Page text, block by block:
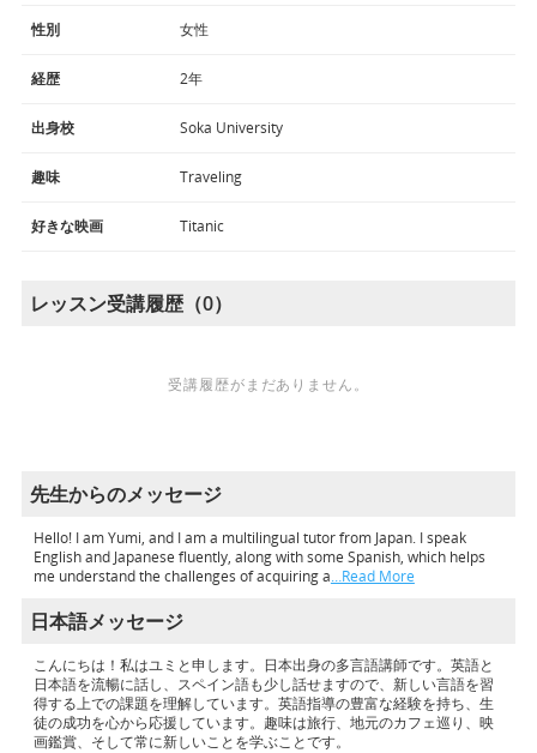
性別 女性
経歴 2年
出身校 Soka University
趣味 Traveling
好きな映画 Titanic
レッスン受講履歴（0）
受講履歴がまだありません。
先生からのメッセージ
Hello! I am Yumi, and I am a multilingual tutor from Japan. I speak
English and Japanese fluently, along with some Spanish, which helps
me understand the challenges of acquiring a…Read More
日本語メッセージ
こんにちは！私はユミと申します。日本出身の多言語講師です。英語と
日本語を流暢に話し、スペイン語も少し話せますので、新しい言語を習
得する上での課題を理解しています。英語指導の豊富な経験を持ち、生
徒の成功を心から応援しています。趣味は旅行、地元のカフェ巡り、映
画鑑賞、そして常に新しいことを学ぶことです。